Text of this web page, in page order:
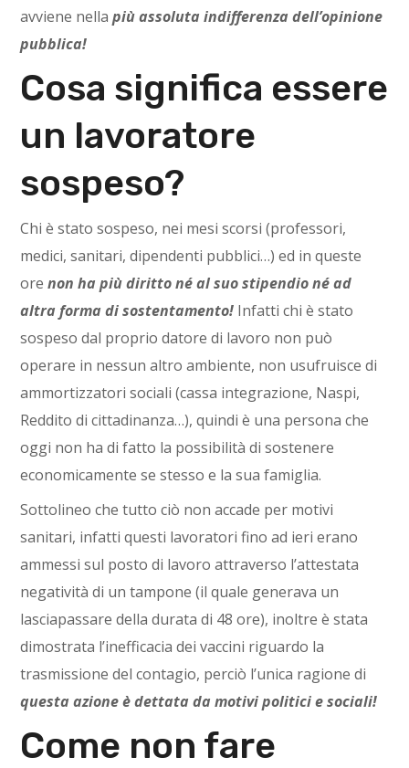
avviene nellapiù assoluta indifferenza dell’opinione
pubblica!
Cosa significa essere
un lavoratore
sospeso?
Chi è stato sospeso, nei mesi scorsi (professori,
medici, sanitari, dipendenti pubblici…) ed in queste
orenon ha più diritto né al suo stipendio né ad
altra forma di sostentamento! Infatti chi è stato
sospeso dal proprio datore di lavoro non può
operare in nessun altro ambiente, non usufruisce di
ammortizzatori sociali (cassa integrazione, Naspi,
Reddito di cittadinanza…), quindi è una persona che
oggi non ha di fatto la possibilità di sostenere
economicamente se stesso e la sua famiglia.
Sottolineo che tutto ciò non accade per motivi
sanitari, infatti questi lavoratori fino ad ieri erano
ammessi sul posto di lavoro attraverso l’attestata
negatività di un tampone (il quale generava un
lasciapassare della durata di 48 ore), inoltre è stata
dimostrata l’inefficacia dei vaccini riguardo la
trasmissione del contagio, perciò l’unica ragione di
questa azione è dettata da motivi politici e sociali!
Come non fare